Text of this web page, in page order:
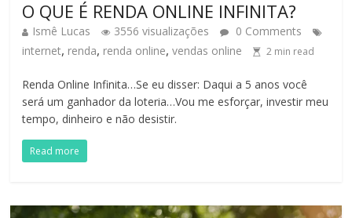
O QUE É RENDA ONLINE INFINITA?
Ismê Lucas 3556 visualizações
0 Comments
internet, renda, renda online,vendas online 2 min read
Renda Online Infinita…Se eu disser: Daqui a 5 anos você
será um ganhador da loteria…Vou me esforçar, investir meu
tempo, dinheiro e não desistir.
Read more